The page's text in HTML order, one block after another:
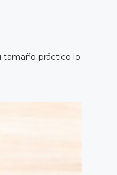
tamaño práctico lo